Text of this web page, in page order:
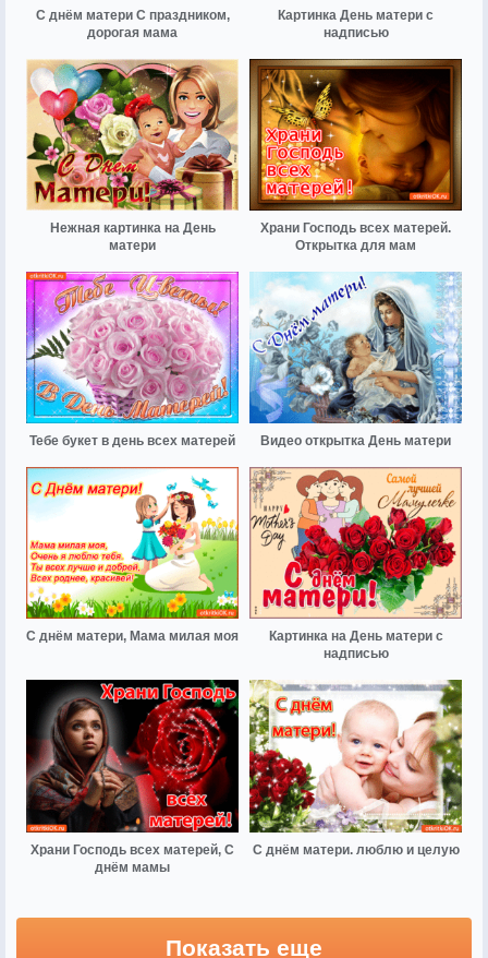
С днём матери С праздником,
дорогая мама
Картинка День матери с
надписью
Нежная картинка на День
матери
Храни Господь всех матерей.
Открытка для мам
Тебе букет в день всех матерей Видео открытка День матери
С днём матери, Мама милая моя
Картинка на День матери с
надписью
Храни Господь всех матерей, С
днём мамы
С днём матери. люблю и целую
Показать еще